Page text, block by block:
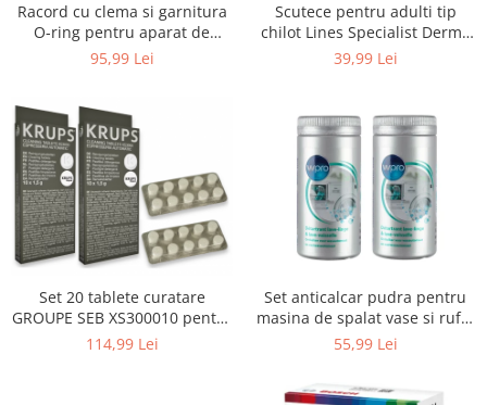
Accesorii tablete
Laptopuri si Accesorii
Wearable & Gadgeturi
Electrocasnice & Climatizare
Accesorii si piese masini spalat
rufe si uscatoare
Accesorii si piese masini spalat
vase
Aparate Racire Aer
Aragaze si cuptoare cu microunde
Racord cu clema si garnitura
O-ring pentru aparat de
spalat cu presiune, KARCHER
95,99 Lei
Scutece pentru adulti tip
chilot Lines Specialist Derma
Protection Extra, 7 picaturi,
39,99 Lei
Set 20 tablete curatare
GROUPE SEB XS300010 pentru
espressoare Krups (2x10
114,99 Lei
Set anticalcar pudra pentru
masina de spalat vase si rufe,
WPRO 484000008416, 2 x 250g
55,99 Lei